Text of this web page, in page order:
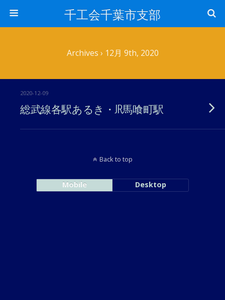
千工会千葉市支部
Archives › 12月 9th, 2020
2020-12-09
総武線各駅あるき・JR馬喰町駅
Back to top
Mobile Desktop